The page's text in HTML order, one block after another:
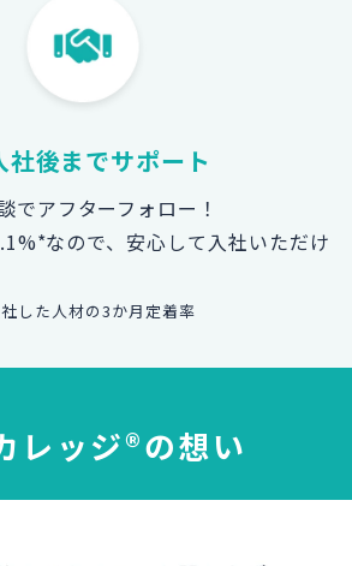
後までサポート
でアフターフォロー！
なので、安心して入社いただけ
した人材の3か月定着率
レッジ®の想い